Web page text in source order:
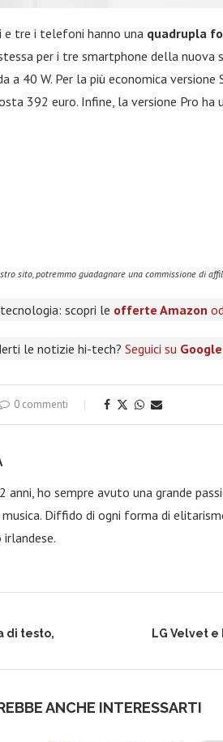
tre i telefoni hanno una quadrupla
per i tre smartphone della nuova
a 40 W. Per la più economica
392 euro. Infine, la versione Pro ha
sito, potremmo guadagnare una commissione di
scopri le offerte Amazon
le notizie hi-tech? Seguici su
0 commenti
ho sempre avuto una grande
Diffido di ogni forma di
di testo,
LG Velvet e
ANCHE INTERESSARTI